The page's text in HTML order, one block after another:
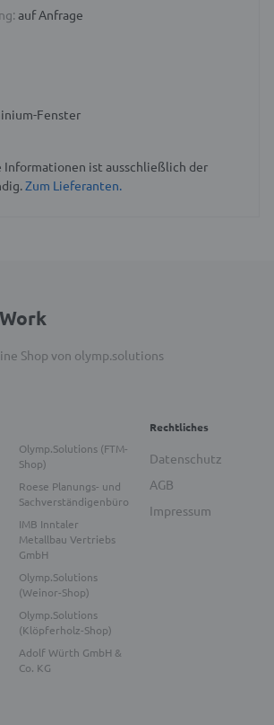
auf Anfrage
Fenster
Informationen ist ausschließlich der
Zum Lieferanten.
Shop von olymp.solutions
Olymp.Solutions (FTM-
Shop)
Roese Planungs- und
Sachverständigenbüro
IMB Inntaler
Metallbau Vertriebs
GmbH
Olymp.Solutions
(Weinor-Shop)
Olymp.Solutions
(Klöpferholz-Shop)
Adolf Würth GmbH &
Co. KG
Rechtliches
Datenschutz
AGB
Impressum